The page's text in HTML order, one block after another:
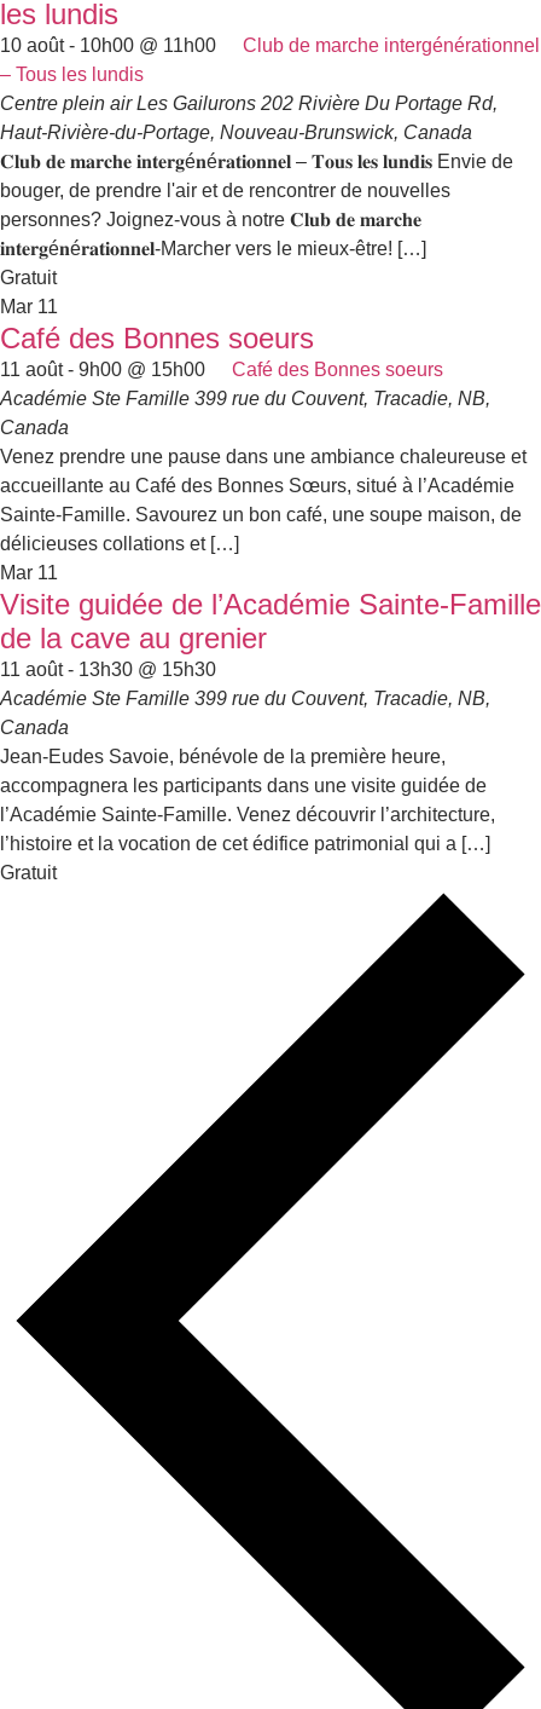
les lundis
10 août - 10h00 @ 11h00
Club de marche intergénérationnel
– Tous les lundis
Centre plein air Les Gailurons 202 Rivière Du Portage Rd,
Haut-Rivière-du-Portage, Nouveau-Brunswick, Canada
𝐂𝐥𝐮𝐛 𝐝𝐞 𝐦𝐚𝐫𝐜𝐡𝐞 𝐢𝐧𝐭𝐞𝐫𝐠é𝐧é𝐫𝐚𝐭𝐢𝐨𝐧𝐧𝐞𝐥 – 𝐓𝐨𝐮𝐬 𝐥𝐞𝐬 𝐥𝐮𝐧𝐝𝐢𝐬 Envie de
bouger, de prendre l'air et de rencontrer de nouvelles
personnes? Joignez-vous à notre 𝐂𝐥𝐮𝐛 𝐝𝐞 𝐦𝐚𝐫𝐜𝐡𝐞
𝐢𝐧𝐭𝐞𝐫𝐠é𝐧é𝐫𝐚𝐭𝐢𝐨𝐧𝐧𝐞𝐥-Marcher vers le mieux-être! […]
Gratuit
Mar 11
Café des Bonnes soeurs
11 août - 9h00 @ 15h00
Café des Bonnes soeurs
Académie Ste Famille 399 rue du Couvent, Tracadie, NB,
Canada
Venez prendre une pause dans une ambiance chaleureuse et
accueillante au Café des Bonnes Sœurs, situé à l’Académie
Sainte-Famille. Savourez un bon café, une soupe maison, de
délicieuses collations et […]
Mar 11
Visite guidée de l’Académie Sainte-Famille
de la cave au grenier
11 août - 13h30 @ 15h30
Académie Ste Famille 399 rue du Couvent, Tracadie, NB,
Canada
Jean-Eudes Savoie, bénévole de la première heure,
accompagnera les participants dans une visite guidée de
l’Académie Sainte-Famille. Venez découvrir l’architecture,
l’histoire et la vocation de cet édifice patrimonial qui a […]
Gratuit